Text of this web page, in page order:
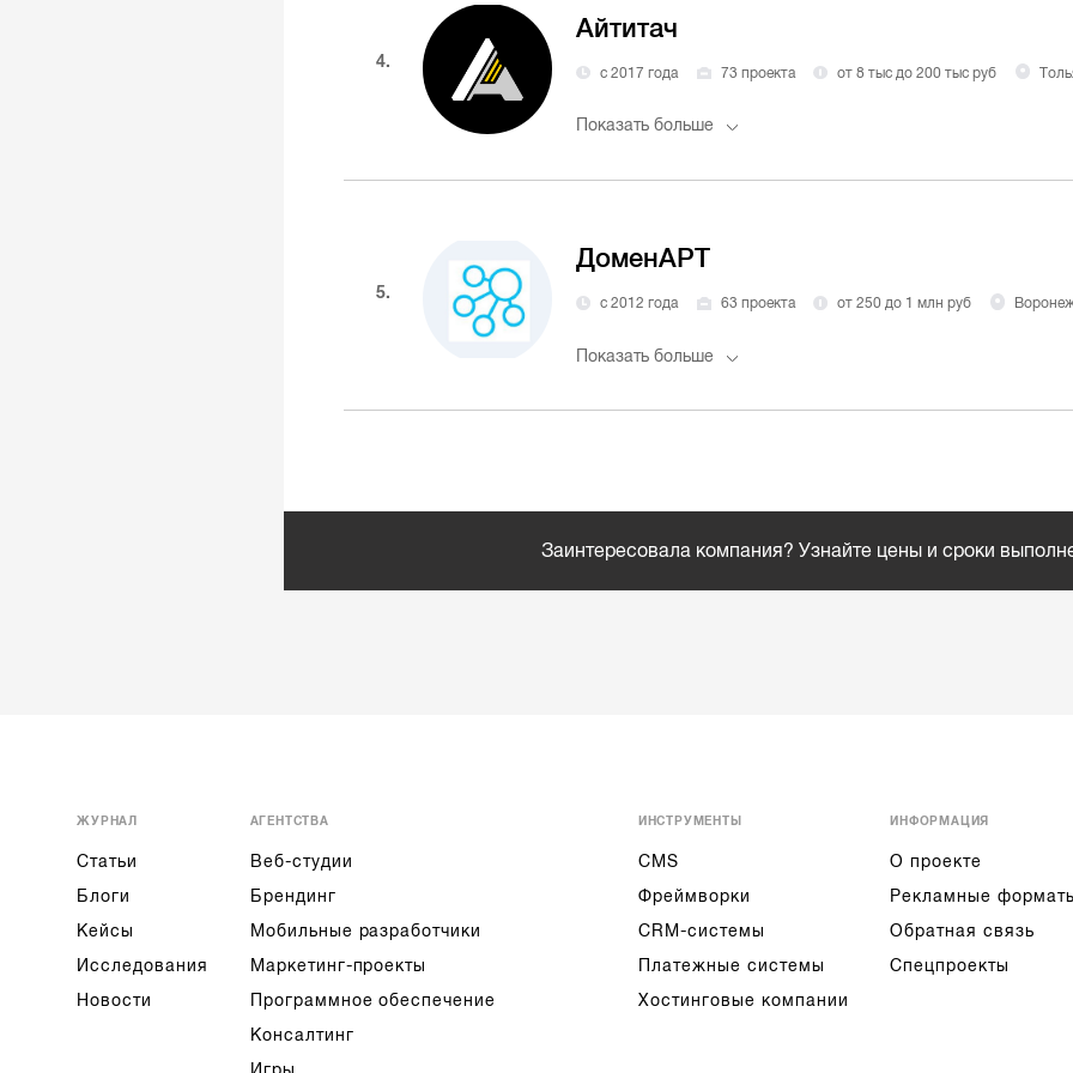
4.
Айтитач
с 2017 года 73 проекта от 8 тыс до 200 тыс руб
Показать больше
5.
ДоменАРТ
с 2012 года 63 проекта от 250 до 1 млн руб
Показать больше
Заинтересовала компания? Узнайте цены и сроки
ЖУРНАЛ
Статьи
Блоги
Кейсы
Исследования
Новости
АГЕНТСТВА
Веб-студии
Брендинг
Мобильные разработчики
Маркетинг-проекты
Программное обеспечение
Консалтинг
ИНСТРУМЕНТЫ
CMS
Фреймворки
CRM-системы
Платежные системы
Хостинговые компании
ИНФОРМАЦИЯ
О проекте
Рекламные
Обратная связь
Спецпроекты